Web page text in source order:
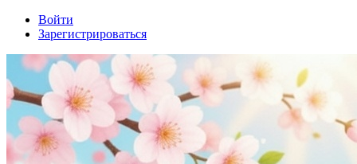
Войти
Зарегистрироваться